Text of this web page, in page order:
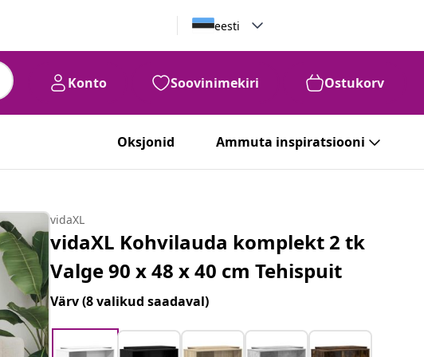
eesti
Konto Soovinimekiri Ostukorv
Oksjonid Ammuta inspiratsiooni
vidaXL
vidaXL Kohvilauda komplekt 2 tk
Valge 90 x 48 x 40 cm Tehispuit
Värv(8 valikud saadaval)